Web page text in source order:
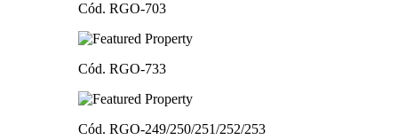
Cód. RGO-703
Cód. RGO-733
Cód. RGO-249/250/251/252/253